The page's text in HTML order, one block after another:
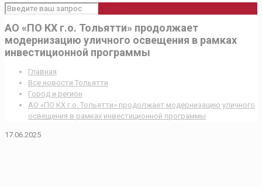
АО «ПО КХ г.о. Тольятти» продолжает
модернизацию уличного освещения в рамках
инвестиционной программы
Главная
Все новости Тольятти
Город и регион
АО «ПО КХ г.о. Тольятти» продолжает модернизацию уличного
освещения в рамках инвестиционной программы
17.06.2025